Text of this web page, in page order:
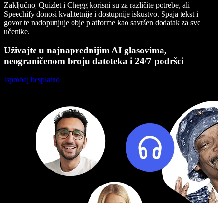
Zaključno, Quizlet i Chegg korisni su za različite potrebe, ali
Speechify donosi kvalitetnije i dostupnije iskustvo. Spaja tekst i
govor te nadopunjuje obje platforme kao savršen dodatak za sve
učenike.
Uživajte u najnaprednijim AI glasovima,
neograničenom broju datoteka i 24/7 podršci
Isprobaj besplatno